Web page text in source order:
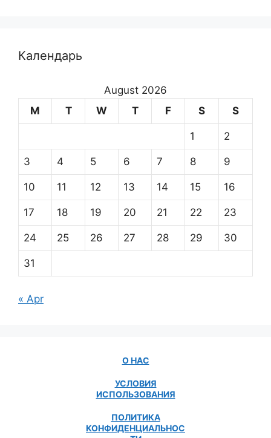
Календарь
August 2026
M
T W T F S S
1 2
3 4 5 6 7 8 9
10 11 12 13 14 15 16
17 18 19 20 21 22 23
24 25 26 27 28 29 30
31
« Apr
О НАС
УСЛОВИЯ
ИСПОЛЬЗОВАНИЯ
ПОЛИТИКА
КОНФИДЕНЦИАЛЬНОС